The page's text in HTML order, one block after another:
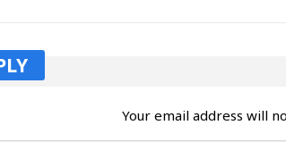
Your email address will